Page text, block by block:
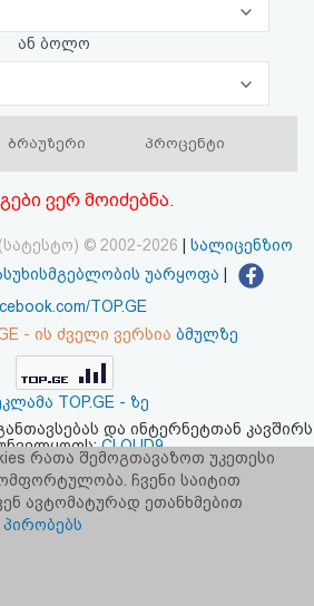
ან ბოლო
ბრაუზერი პროცენტი
ვერ მოიძებნა.
© 2002-2026
სალიცენზიო
უარყოფა
TOP.GE
- ის ძველი ვერსია ბმულზე
TOP.GE - ზე
და ინტერნეტთან კავშირს
CLOUD9
რათა შემოგთავაზოთ უკეთესი
ჩვენი საიტით
ავტომატურად ეთანხმებით
პირობებს